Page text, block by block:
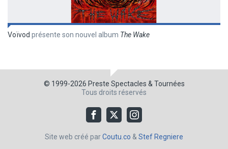
Voïvod présente son nouvel album The Wake
© 1999-2026 Preste Spectacles & Tournées
Tous droits réservés
Site web créé parCoutu.co & Stef Regniere